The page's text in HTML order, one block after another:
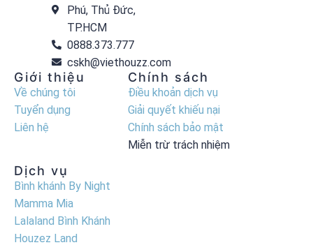
Phú, Thủ Đức,
TP.HCM
0888.373.777
cskh@viethouzz.com
Giới thiệu
Về chúng tôi
Tuyển dụng
Liên hệ
Chính sách
Điều khoản dịch vụ
Giải quyết khiếu nại
Chính sách bảo mật
Miễn trừ trách nhiệm
Dịch vụ
Bình khánh By Night
Mamma Mia
Lalaland Bình Khánh
Houzez Land